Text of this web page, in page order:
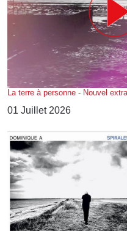
La terre à personne - Nouvel
01 Juillet 2026